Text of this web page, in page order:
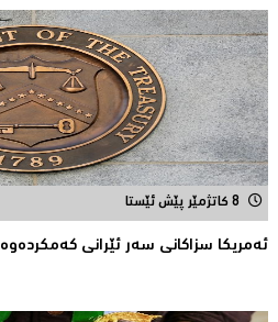
8 کاتژمێر پێش ئێستا
ئه‌مریكا سزاكانی سه‌ر ئێرانی كه‌مكرده‌وه‌